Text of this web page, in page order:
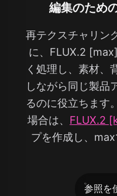
編集のため
再テクスチャリン
に、FLUX.2
く処理し、素材、
しながら同じ製品
るのに役立ちます
場合は、 FLUX.2
プを作成し、
参照を